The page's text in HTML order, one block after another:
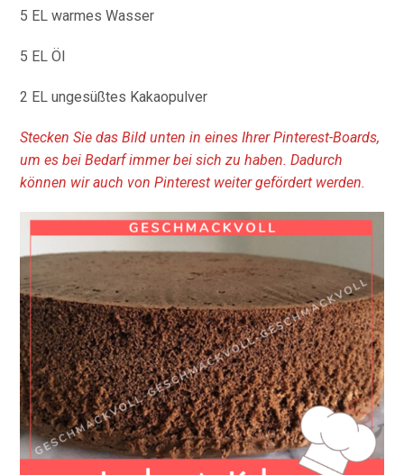
5 EL warmes Wasser
5 EL Öl
2 EL ungesüßtes Kakaopulver
Stecken Sie das Bild unten in eines Ihrer Pinterest-Boards,
um es bei Bedarf immer bei sich zu haben. Dadurch
können wir auch von Pinterest weiter gefördert werden.